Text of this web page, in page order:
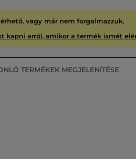
vagy már nem forgalmazzuk.
kapni arról, amikor a termék ismét
TERMÉKEK MEGJELENÍTÉSE